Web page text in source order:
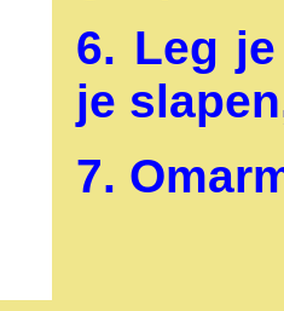
6. Leg
je
7.